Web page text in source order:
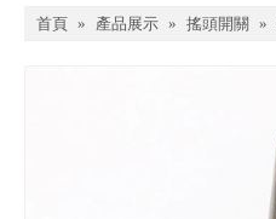
首頁 » 產品展示 » 搖頭開關 »